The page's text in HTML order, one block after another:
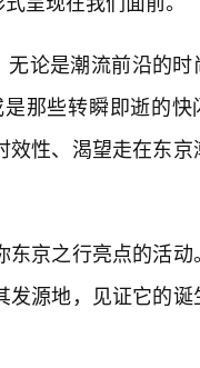
无论是潮流前沿的时
那些转瞬即逝的快
效性、渴望走在东京
东京之行亮点的活动
源地，见证它的诞